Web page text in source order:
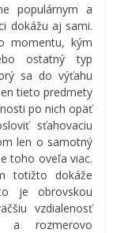
populárnym a
dokážu aj sami.
momentu, kým
ostatný typ
sa do výťahu
tieto predmety
po nich opäť
sťahovaciu
len o samotný
toho oveľa viac.
totižto dokáže
je obrovskou
vzdialenosť
a rozmerovo